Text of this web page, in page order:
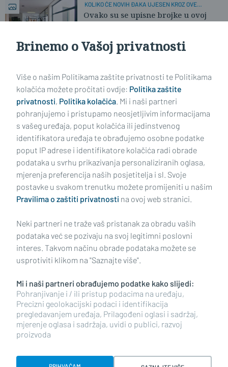
KOLIKO ĆE NOVIH ĐAKA UJESEN KROZ OVE
HODNIKE?
Ovako su se upisne brojke u ovoj
školi mijenjale proteklo desetljeće
Impressum Uvjeti korištenja Politika privatnosti
Politika kolačića Kontakt Pritužbe Suradnici
Oglašavanje
RUBRIKE
BRODSKO-POSAVSKA ŽUPANIJA
POŽEŠKO-SLAVONSKA ŽUPANIJA
Brinemo o Vašoj privatnosti
Više o našim Politikama zaštite privatnosti te Politikama
kolačića možete pročitati ovdje: Politika zaštite
privatnosti, Politika kolačića. Mi i naši partneri
pohranjujemo i pristupamo neosjetljivim informacijama
s vašeg uređaja, poput kolačića ili jedinstvenog
identifikatora uređaja te obrađujemo osobne podatke
poput IP adrese i identifikatore kolačića radi obrade
podataka u svrhu prikazivanja personaliziranih oglasa,
mjerenja preferencija naših posjetitelja i sl. Svoje
postavke u svakom trenutku možete promijeniti u našim
Pravilima o zaštiti privatnosti na ovoj web stranici.
Neki partneri ne traže vaš pristanak za obradu vaših
podataka već se pozivaju na svoj legitimni poslovni
interes. Takvom načinu obrade podataka možete se
usprotiviti klikom na "Saznajte više".
Mi i naši partneri obrađujemo podatke kako slijedi:
Pohranjivanje i / ili pristup podacima na uređaju,
Precizni geolokacijski podaci i identifikacija
pregledavanjem uređaja, Prilagođeni oglasi i sadržaj,
mjerenje oglasa i sadržaja, uvidi o publici, razvoj
proizvoda